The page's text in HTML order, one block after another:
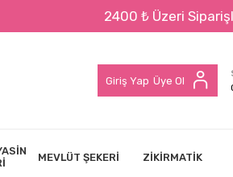
2400 ₺ Üzeri Siparişlerinizde Kargo
Giriş Yap Üye Ol
MEVLÜT ŞEKERİ ZİKİRMATİK